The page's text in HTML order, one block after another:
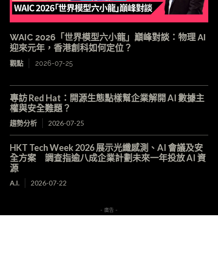
WAIC 2026「世界模型六小龍」巔峰對談：物理 AI
迎來元年，香港創科如何定位？
觀點 2026-07-25
專訪 Red Hat：開源生態點樣幫企業解開 AI 數據主
權與安全難題？
趨勢分析 2026-07-25
HKT Tech Week 2026 展示光纖感測、AI 會議及安
全方案 調查指逾八成企業計劃未來一年投放 AI 資
源
A.I. 2026-07-22
- 廣告 -